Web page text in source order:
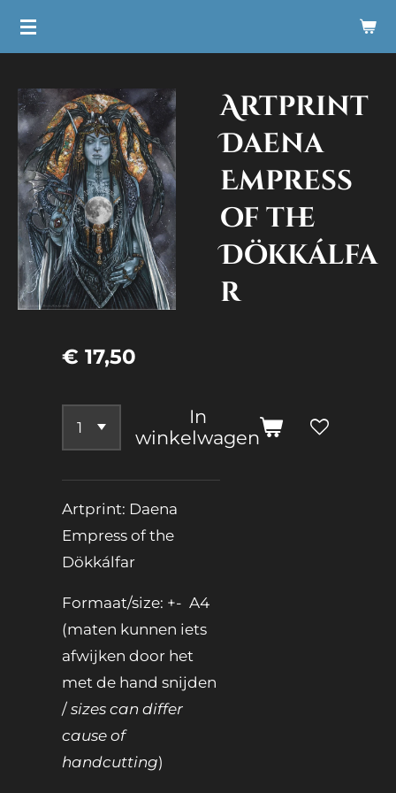
Ga
de
hoofdinhoud
Artprint
Daena
Empress
of the
Dökkálfa
r
€ 17,50
In
winkelwagen
Artprint: Daena
Empress of the
Dökkálfar
Formaat/size: +- A4
(maten kunnen iets
afwijken door het
met de hand snijden
/ sizes can differ
cause of
handcutting)